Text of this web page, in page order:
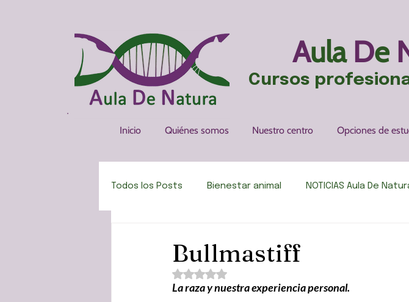
Cursos
Aula De
Inicio Quiénes somos Nuestro centro Opciones de
Todos los Posts Bienestar animal NOTICIAS Aula De
Bullmastiff
Obtuvo NaN de 5 estrellas.
La raza y nuestra experiencia personal.